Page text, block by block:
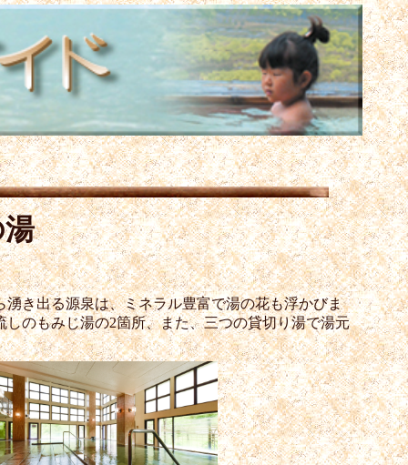
き出る源泉は、ミネラル豊富で湯の花も浮かびま
のもみじ湯の2箇所、また、三つの貸切り湯で湯元